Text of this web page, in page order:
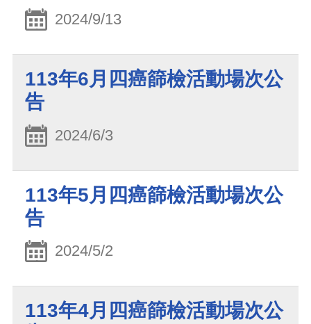
2024/9/13
113年6月四癌篩檢活動場次公
告
2024/6/3
113年5月四癌篩檢活動場次公
告
2024/5/2
113年4月四癌篩檢活動場次公